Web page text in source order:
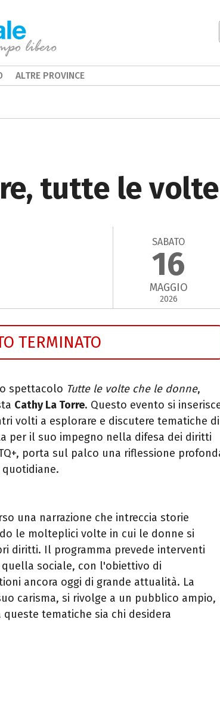
tutte le
SABATO
16
MAGGIO
2026
TERMINATO
spettacolo Tutte le volte che le donne,
Cathy La Torre. Questo evento si
volti a esplorare e discutere tematiche di
per il suo impegno nella difesa dei diritti
porta sul palco una riflessione
una narrazione che intreccia storie
le molteplici volte in cui le donne si
diritti. Il programma prevede interventi
sociale, con l'obiettivo di
ancora oggi di grande attualità. La
carisma, si rivolge a un pubblico ampio,
tematiche sia chi desidera
ALTRE PROVINCE